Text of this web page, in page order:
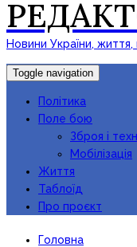
Новини України,
Toggle navigation
Політика
Поле бою
Зброя і
Мобілізація
Життя
Таблоїд
Про проєкт
Головна